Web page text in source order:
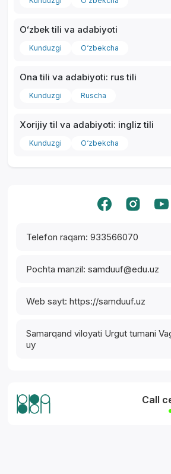
Telefon raqam: 933566070
Pochta manzil: samduuf@edu.uz
Web sayt: https://samduuf.uz
Samarqand viloyati Urgut tumani
uy
Oʻzbek tili va adabiyoti
Kunduzgi O‘zbekcha
Ona tili va adabiyoti: rus tili
Kunduzgi Ruscha
Xorijiy til va adabiyoti: ingliz tili
Kunduzgi O‘zbekcha
Call